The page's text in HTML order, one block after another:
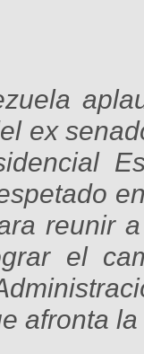
ex
reunir
el
afronta